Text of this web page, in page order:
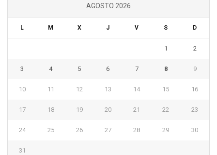
AGOSTO 2026
L M X J V S D
1 2
3 4 5 6 7 8 9
10 11 12 13 14 15 16
17 18 19 20 21 22 23
24 25 26 27 28 29 30
31